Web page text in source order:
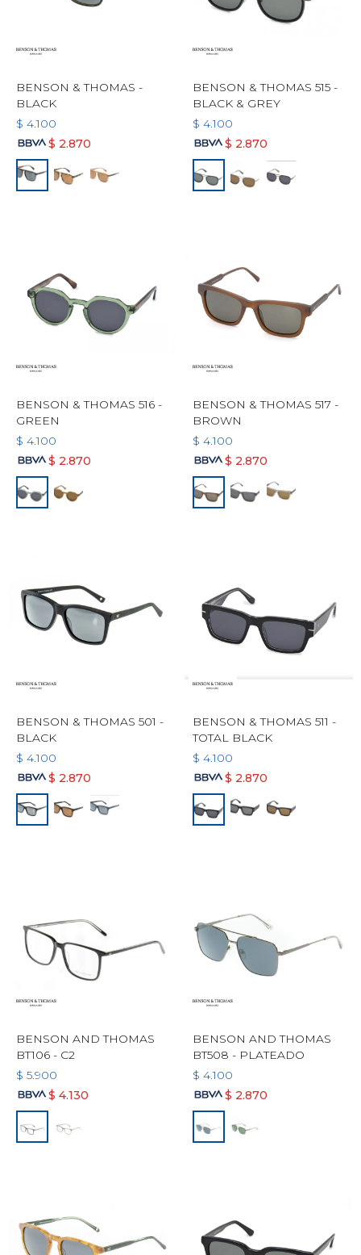
BENSON & THOMAS -
BLACK
$ 4.100
$ 2.870
BENSON & THOMAS 515 -
BLACK & GREY
$ 4.100
$ 2.870
BENSON & THOMAS 516 -
GREEN
$ 4.100
$ 2.870
BENSON & THOMAS 517 -
BROWN
$ 4.100
$ 2.870
BENSON & THOMAS 501 -
BLACK
$ 4.100
$ 2.870
BENSON & THOMAS 511 -
TOTAL BLACK
$ 4.100
$ 2.870
BENSON AND THOMAS
BT106 - C2
$ 5.900
$ 4.130
BENSON AND THOMAS
BT508 - PLATEADO
$ 4.100
$ 2.870